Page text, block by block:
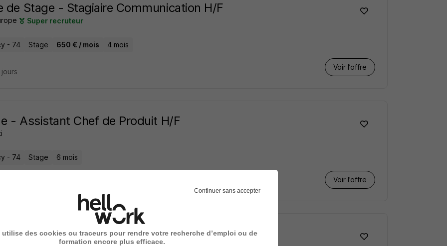
de Stage - Stagiaire Communication H/F
Super recruteur
- 74 Stage 650 € / mois 4 mois
Voir l’offre
- Assistant Chef de Produit H/F
- 74 Stage 6 mois
Voir l’offre
- Assistant Marketing Produits H/F
Continuer sans accepter
utilise des cookies ou traceurs pour rendre votre recherche d’emploi ou de
formation encore plus efficace.